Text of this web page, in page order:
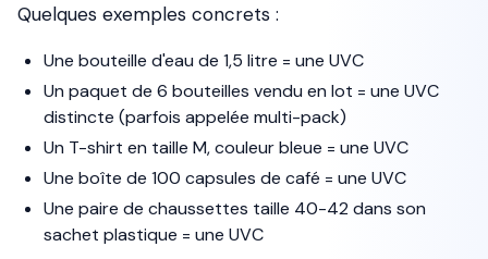
Quelques exemples concrets :
Une bouteille d'eau de 1,5 litre = une UVC
Un paquet de 6 bouteilles vendu en lot = une UVC
distincte (parfois appelée multi-pack)
Un T-shirt en taille M, couleur bleue = une UVC
Une boîte de 100 capsules de café = une UVC
Une paire de chaussettes taille 40-42 dans son
sachet plastique = une UVC